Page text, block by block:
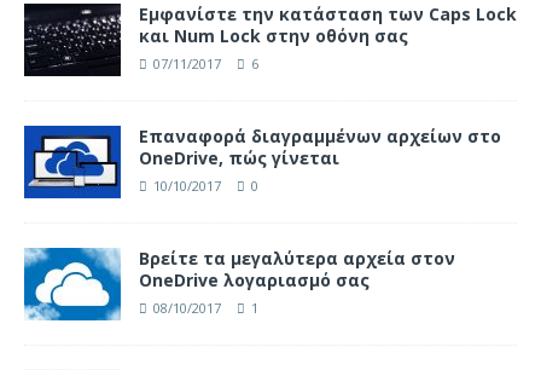
Eμφανίστε την κατάσταση των Caps Lock
και Num Lock στην οθόνη σας
07/11/2017 6
Επαναφορά διαγραμμένων αρχείων στο
OneDrive, πώς γίνεται
10/10/2017 0
Βρείτε τα μεγαλύτερα αρχεία στον
OneDrive λογαριασμό σας
08/10/2017 1